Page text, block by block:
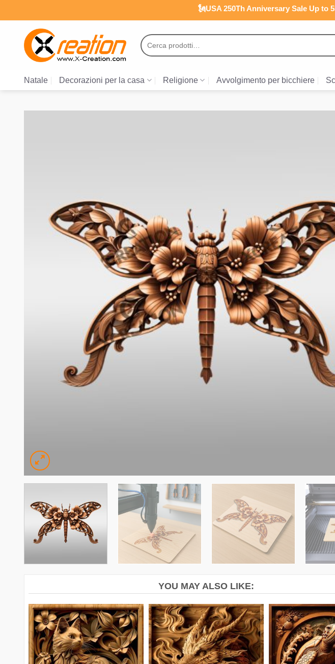
ai
contenuti
🗽USA 250Th Anniversary Sale Up to
Cerca:
Natale Decorazioni per la casa Religione Avvolgimento per bicchiere
YOU MAY ALSO LIKE: